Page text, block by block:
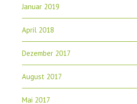
Januar 2019
April 2018
Dezember 2017
August 2017
Mai 2017